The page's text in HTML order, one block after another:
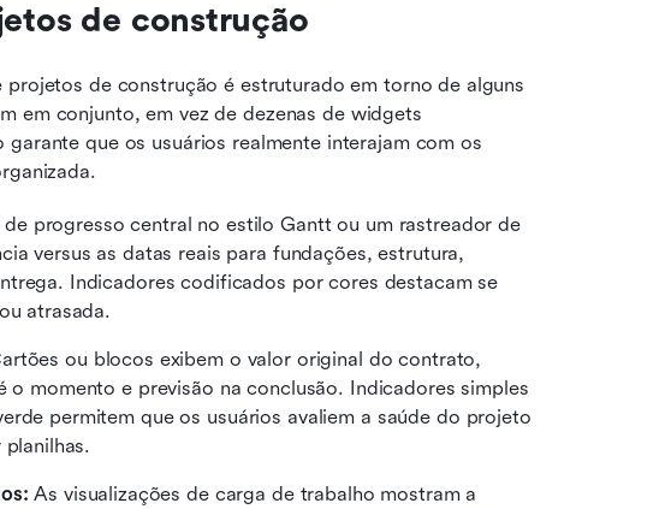
de construção
de construção é estruturado em torno de alguns
em conjunto, em vez de dezenas de widgets
que os usuários realmente interajam com os
de progresso central no estilo Gantt ou um rastreador de
versus as datas reais para fundações, estrutura,
Indicadores codificados por cores destacam se
atrasada.
ou blocos exibem o valor original do contrato,
o momento e previsão na conclusão. Indicadores simples
permitem que os usuários avaliem a saúde do projeto
As visualizações de carga de trabalho mostram a